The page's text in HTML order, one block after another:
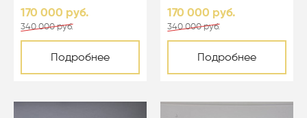
170 000 руб.
340 000 руб.
Подробнее
170 000 руб.
340 000 руб.
Подробнее